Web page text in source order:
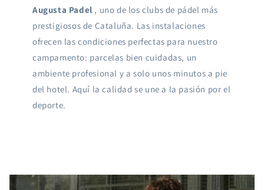
Augusta Padel , uno de los clubs de pádel más
prestigiosos de Cataluña. Las instalaciones
ofrecen las condiciones perfectas para nuestro
campamento: parcelas bien cuidadas, un
ambiente profesional y a solo unos minutos a pie
del hotel. Aquí la calidad se une a la pasión por el
deporte.